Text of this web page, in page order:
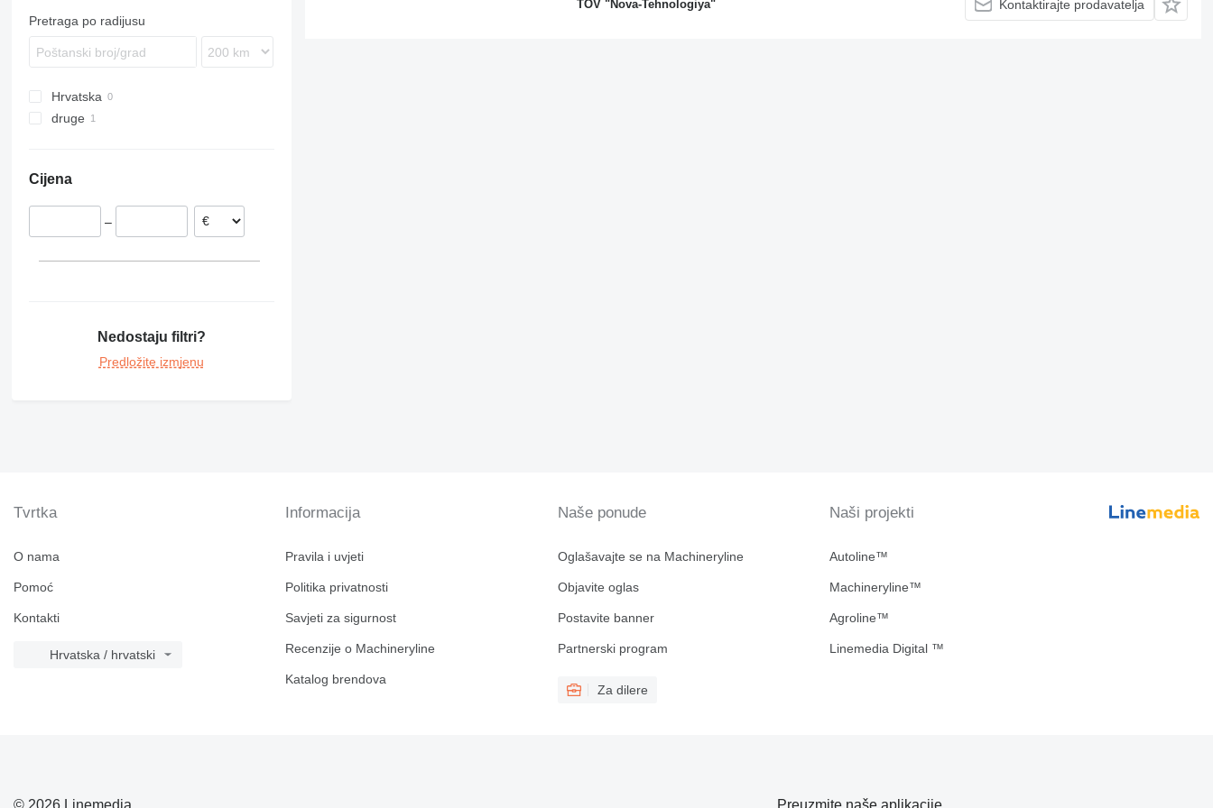
Pretraga po radijusu
Hrvatska
druge
Cijena
–
Nedostaju filtri?
Predložite izmjenu
TOV "Nova-Tehnologiya" Kontaktirajte prodavatelja
Tvrtka
O nama
Pomoć
Kontakti
Hrvatska / hrvatski
Informacija
Pravila i uvjeti
Politika privatnosti
Savjeti za sigurnost
Recenzije o Machineryline
Katalog brendova
Naše ponude
Oglašavajte se na Machineryline
Objavite oglas
Postavite banner
Partnerski program
Za dilere
Naši projekti
Autoline™
Machineryline™
Agroline™
Linemedia Digital ™
© 2026 Linemedia Preuzmite naše aplikacije